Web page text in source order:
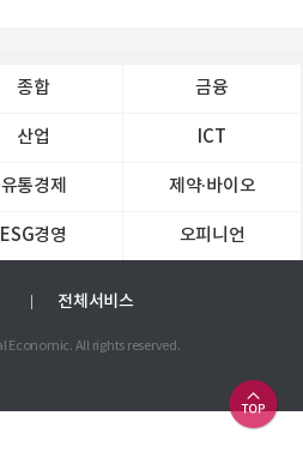
종합 금융
산업 ICT
유통경제 제약∙바이오
ESG경영 오피니언
전체서비스
Economic. All rights reserved.